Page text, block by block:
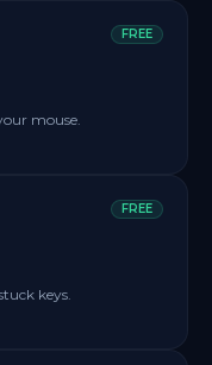
FREE
mouse.
FREE
keys.